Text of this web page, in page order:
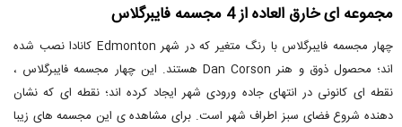
مجموعه ای خارق العاده از 4 مجسمه فایبرگلاس
چهار مجسمه فایبرگلاس با رنگ متغیر که در شهر Edmonton کانادا نصب شده
اند؛ محصول ذوق و هنر Dan Corson هستند. این چهار مجسمه فایبرگلاس ،
نقطه ای کانونی در انتهای جاده ورودی شهر ایجاد کرده اند؛ نقطه ای که نشان
دهنده شروع فضای سبز اطراف شهر است. برای مشاهده ی این مجسمه های زیبا